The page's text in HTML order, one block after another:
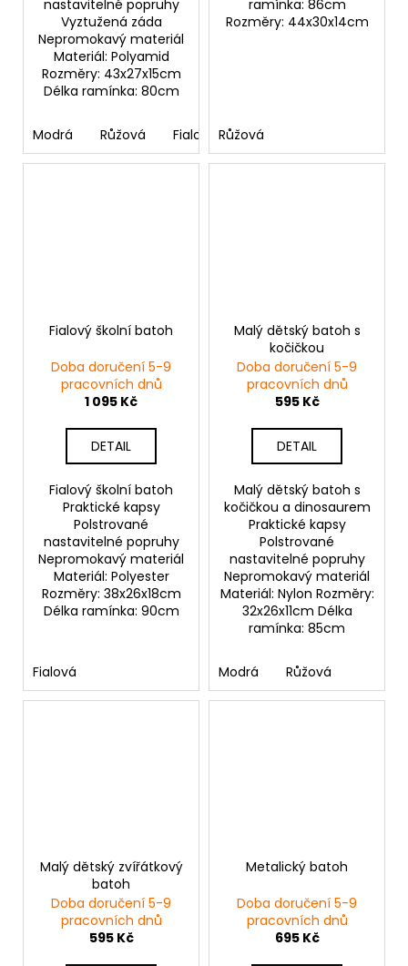
nastavitelné popruhy
Vyztužená záda
Nepromokavý materiál
Materiál: Polyamid
Rozměry: 43x27x15cm
Délka ramínka: 80cm
Modrá Růžová Fialová
ramínka: 86cm
Rozměry: 44x30x14cm
Růžová
Fialový školní batoh
Doba doručení 5-9
pracovních dnů
1 095 Kč
DETAIL
Fialový školní batoh
Praktické kapsy
Polstrované
nastavitelné popruhy
Nepromokavý materiál
Materiál: Polyester
Rozměry: 38x26x18cm
Délka ramínka: 90cm
Fialová
Malý dětský batoh s
kočičkou
Doba doručení 5-9
pracovních dnů
595 Kč
DETAIL
Malý dětský batoh s
kočičkou a dinosaurem
Praktické kapsy
Polstrované
nastavitelné popruhy
Nepromokavý materiál
Materiál: Nylon Rozměry:
32x26x11cm Délka
ramínka: 85cm
Modrá Růžová
Malý dětský zvířátkový
batoh
Doba doručení 5-9
pracovních dnů
595 Kč
Metalický batoh
Doba doručení 5-9
pracovních dnů
695 Kč